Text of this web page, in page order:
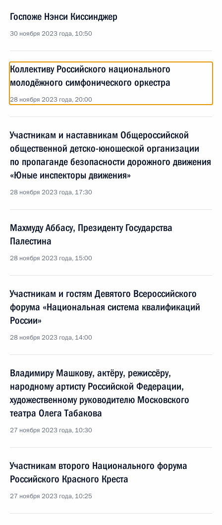
Госпоже Нэнси Киссинджер
30 ноября 2023 года, 10:50
Коллективу Российского национального
молодёжного симфонического оркестра
28 ноября 2023 года, 20:00
Участникам и наставникам Общероссийской
общественной детско-юношеской организации
по пропаганде безопасности дорожного движения
«Юные инспекторы движения»
28 ноября 2023 года, 17:30
Махмуду Аббасу, Президенту Государства
Палестина
28 ноября 2023 года, 15:00
Участникам и гостям Девятого Всероссийского
форума «Национальная система квалификаций
России»
28 ноября 2023 года, 14:00
Владимиру Машкову, актёру, режиссёру,
народному артисту Российской Федерации,
художественному руководителю Московского
театра Олега Табакова
27 ноября 2023 года, 10:30
Участникам второго Национального форума
Российского Красного Креста
27 ноября 2023 года, 10:25